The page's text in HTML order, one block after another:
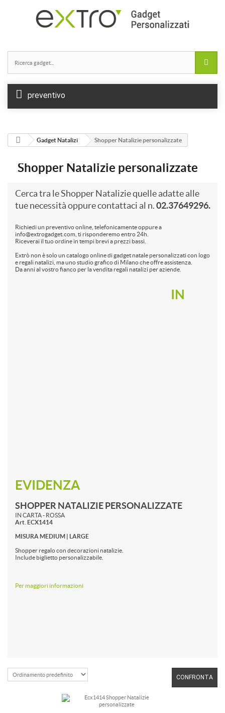
preventivo
Gadget Natalizi Shopper Natalizie personalizzate
Shopper Natalizie personalizzate
Cerca tra le Shopper Natalizie quelle adatte alle
tue necessità oppure contattaci al n.02.37649296.
Richiedi un preventivo online, telefonicamente oppure a
info@extrogadget.com, ti risponderemo entro 24h.
Riceverai il tuo ordine in tempi brevi a prezzi bassi.
Extrò non è solo un catalogo online di gadget natale personalizzati con logo
e regali natalizi, ma uno studio grafico di Milano che offre assistenza.
Da anni al vostro fianco per la vendita regali natalizi per aziende.
IN
EVIDENZA
SHOPPER NATALIZIE PERSONALIZZATE
IN CARTA - ROSSA
Art. ECX1414
MISURA MEDIUM | LARGE
Shopper regalo con decorazioni natalizie.
Include biglietto personalizzabile.
Per maggiori informazioni
CONFRONTA